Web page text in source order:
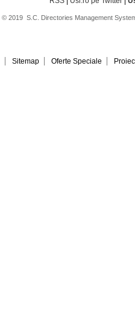
© 2019 S.C. Directories Management
Sitemap Oferte Speciale